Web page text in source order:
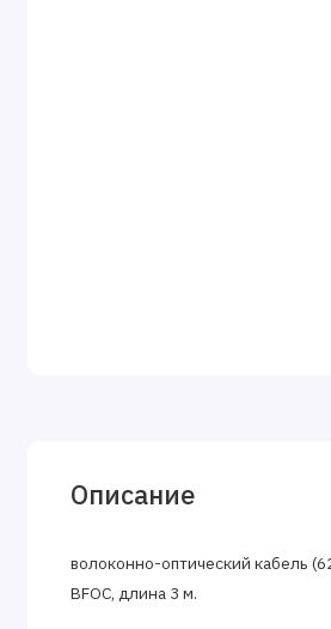
Описание
волоконно-оптический кабель
BFOC, длина 3 м.